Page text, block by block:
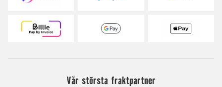
Vår största fraktpartner